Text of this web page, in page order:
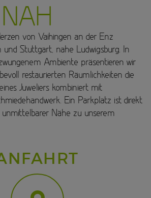
von Vaihingen an der Enz
und Stuttgart, nahe Ludwigsburg. In
Ambiente präsentieren wir
restaurierten Räumlichkeiten die
Juweliers kombiniert mit
Ein Parkplatz ist direkt
unmittelbarer Nähe zu unserem